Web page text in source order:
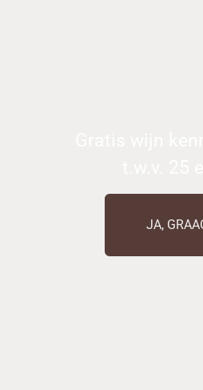
JA,